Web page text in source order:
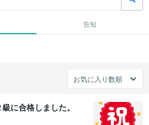
告知
に合格しました。